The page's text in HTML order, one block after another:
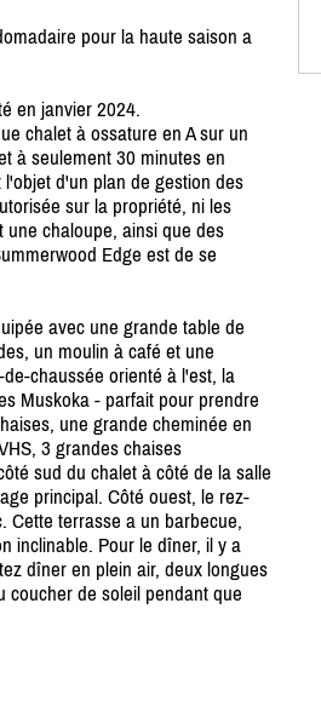
pour la haute saison a
en janvier 2024.
chalet à ossature en A sur un
à seulement 30 minutes en
d'un plan de gestion des
sur la propriété, ni les
chaloupe, ainsi que des
Edge est de se
avec une grande table de
un moulin à café et une
chaussée orienté à l'est, la
Muskoka - parfait pour prendre
une grande cheminée en
3 grandes chaises
sud du chalet à côté de la salle
principal. Côté ouest, le rez-
Cette terrasse a un barbecue,
inclinable. Pour le dîner, il y a
dîner en plein air, deux longues
coucher de soleil pendant que